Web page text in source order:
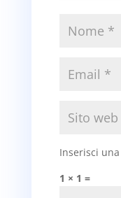
Inserisci
1 × 1 =